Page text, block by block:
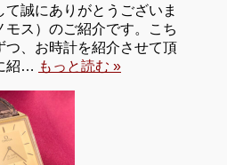
誠にありがとうございま
ス）のご紹介です。こち
つ、お時計を紹介させて頂
紹… もっと読む »